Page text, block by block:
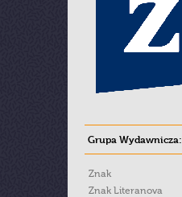
Grupa Wydawnicza:
Znak
Znak Literanova